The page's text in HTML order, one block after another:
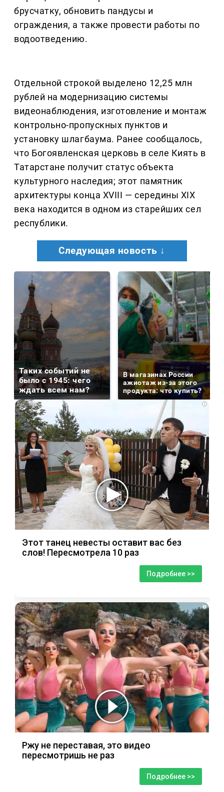
брусчатку, обновить пандусы и
ограждения, а также провести работы по
водоотведению.
Отдельной строкой выделено 12,25 млн
рублей на модернизацию системы
видеонаблюдения, изготовление и монтаж
контрольно-пропускных пунктов и
установку шлагбаума. Ранее сообщалось,
что Богоявленская церковь в селе Киять в
Татарстане получит статус объекта
культурного наследия; этот памятник
архитектуры конца XVIII — середины XIX
века находится в одном из старейших сел
республики.
Следующая новость ↓
Таких событий не
было с 1945: чего
ждать всем нам?
В магазинах России
ажиотаж из-за этого
продукта: что купить?
i
Этот танец невесты оставит вас без
слов! Пересмотрела 10 раз
Подробнее >>
i
Ржу не переставая, это видео
пересмотришь не раз
Подробнее >>